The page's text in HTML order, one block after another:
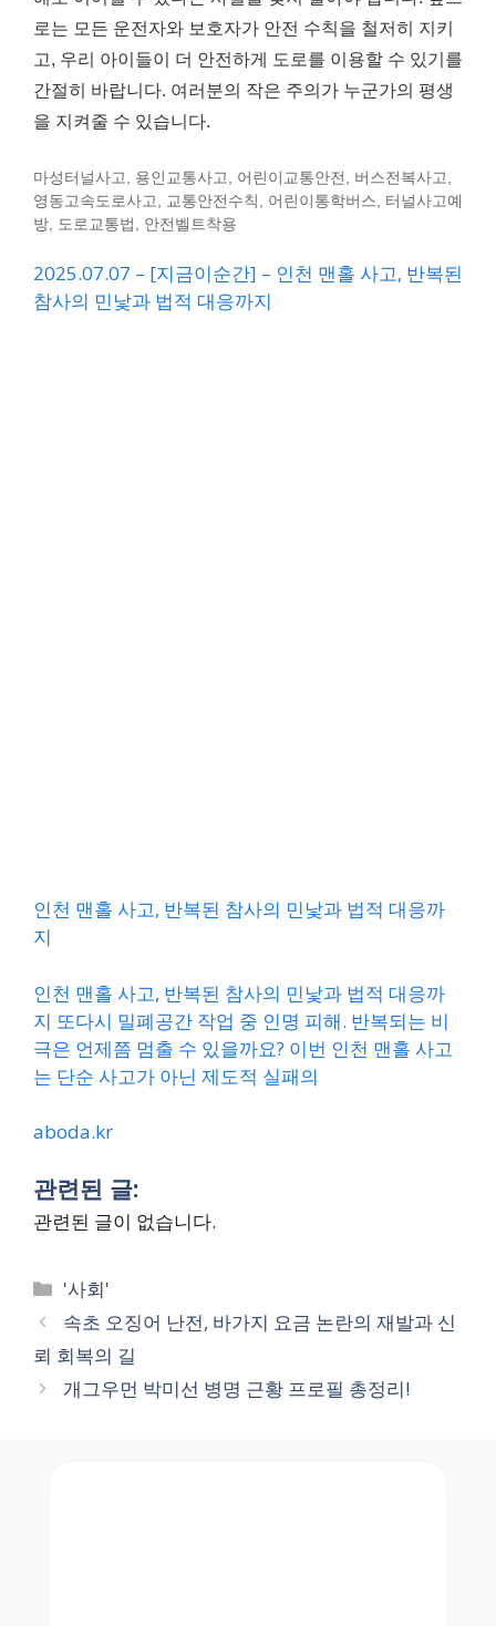
로는 모든 운전자와 보호자가 안전 수칙을 철저히 지키
고, 우리 아이들이 더 안전하게 도로를 이용할 수 있기를
간절히 바랍니다. 여러분의 작은 주의가 누군가의 평생
을 지켜줄 수 있습니다.
마성터널사고, 용인교통사고, 어린이교통안전, 버스전복사고,
영동고속도로사고, 교통안전수칙, 어린이통학버스, 터널사고예
방, 도로교통법, 안전벨트착용
2025.07.07 – [지금이순간] – 인천 맨홀 사고, 반복된
참사의 민낯과 법적 대응까지
인천 맨홀 사고, 반복된 참사의 민낯과 법적 대응까
지
인천 맨홀 사고, 반복된 참사의 민낯과 법적 대응까
지 또다시 밀폐공간 작업 중 인명 피해. 반복되는 비
극은 언제쯤 멈출 수 있을까요? 이번 인천 맨홀 사고
는 단순 사고가 아닌 제도적 실패의
aboda.kr
관련된 글:
관련된 글이 없습니다.
Categories
'사회'
속초 오징어 난전, 바가지 요금 논란의 재발과 신
뢰 회복의 길
개그우먼 박미선 병명 근황 프로필 총정리!